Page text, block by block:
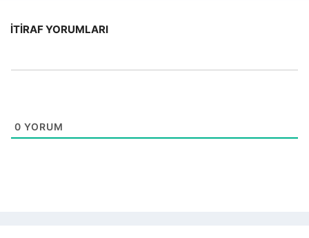
İTIRAF YORUMLARI
0 YORUM